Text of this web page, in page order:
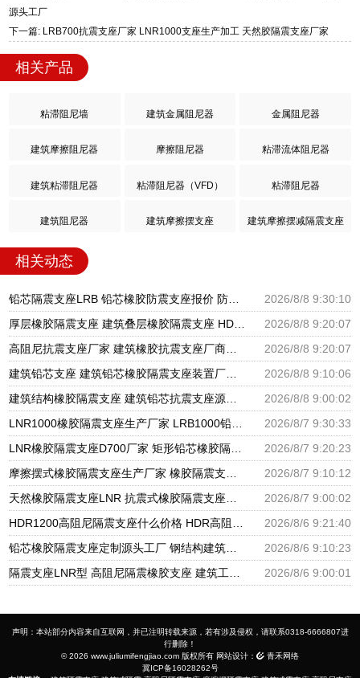
源头工厂
下一篇: LRB700抗震支座厂家 LNR1000支座生产加工 天然胶隔震支座厂家
相关产品
粘滞阻尼墙 建筑金属阻尼器 金属阻尼器
建筑摩擦阻尼器 摩擦阻尼器 粘滞流体阻尼器
建筑粘滞阻尼器 粘滞阻尼器（VFD） 粘滞阻尼器
建筑阻尼器 建筑摩擦摆支座 建筑摩擦摆减隔震支座
相关动态
铅芯隔震支座LRB 铅芯橡胶防震支座报价 防震橡胶隔震支座价格
2026/8/8 9:30:10
厚层橡胶隔震支座 建筑叠层橡胶隔震支座 HDR1100高阻尼橡胶支座
2026/8/8 9:20:07
高阻尼抗震支座厂家 建筑橡胶抗震支座厂商源头工厂 HDR1000隔震支座生产厂家
2026/8/8 9:20:07
建筑铅芯支座 建筑铅芯橡胶隔震支座装置厂家 天然橡胶隔震支座厂家直销生产厂家
2026/8/8 9:10:06
建筑结构橡胶隔震支座 建筑铅芯抗震支座源头工厂 建筑铅芯橡胶隔震支座LRB500
2026/8/8 9:00:02
LNR1000橡胶隔震支座生产厂家 LRB1000铅芯支座源头工厂 摩擦摆隔震支座FBD厂家
2026/8/7 9:30:33
LNR橡胶隔震支座D700厂家 矩形铅芯橡胶隔震支座 圆形铅芯隔震支座厂家电话
2026/8/7 9:20:23
摩擦摆式橡胶隔震支座生产厂家 橡胶隔震支座定做源头工厂 LNR水平分散力隔震支座生产厂家
2026/8/7 9:10:12
天然橡胶隔震支座LNR 抗震式橡胶隔震支座定制生产厂家 隔震支座LRB600-Ⅱ厂家
2026/8/7 9:00:02
HDR1200高阻尼隔震支座什么价格 HDR高阻尼隔震橡胶支座生产厂家 HDR减隔震支座源头工厂
2026/8/6 9:21:40
铅芯橡胶隔震支座定制源头工厂 钢结构建筑支座厂家电话 房屋建筑支座
2026/8/6 9:10:23
隔震支座LNR型 高阻尼隔震橡胶支座 建筑工程用隔震支座源头工厂
2026/8/6 9:00:01
声明：本站部分内容来自互联网，并已注明转载来源，若有涉及侵权，请联系0318-6666807进
行删除！
© 2026 www.juliumifengjiao.com 版权所有 网站设计：
青禾网络
冀ICP备16028262号